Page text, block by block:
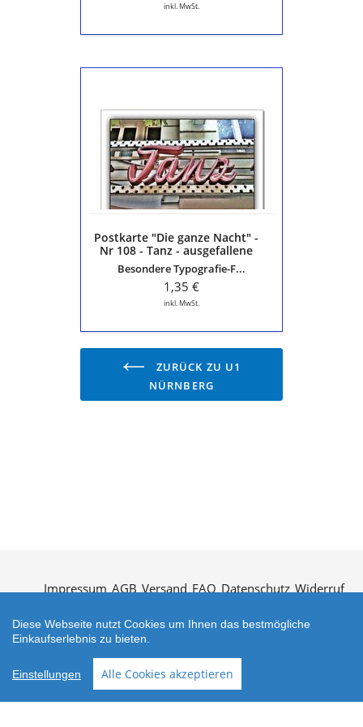
inkl. MwSt.
ganze
Nacht"
108
Tanz
ausgefallene
Karte
schöne
Sprache"
Postkarte "Die ganze Nacht" -
Nr 108 - Tanz - ausgefallene
Karte aus der Serie "Die
schöne Sprache"
Besondere Typografie-F...
1,35 €
inkl. MwSt.
ZURÜCK ZU U1
NÜRNBERG
Impressum AGB Versand FAQ Datenschutz Widerruf
Zahlungsarten
Diese Webseite nutzt Cookies um Ihnen das bestmögliche
Einkaufserlebnis zu bieten.
Einstellungen Alle Cookies akzeptieren